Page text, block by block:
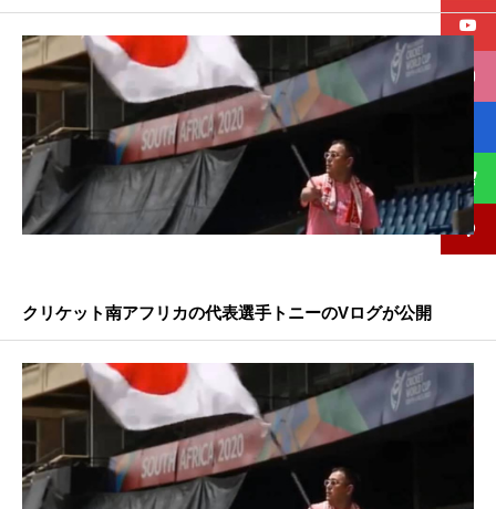
クリケット南アフリカの代表選手トニーのVログが公開